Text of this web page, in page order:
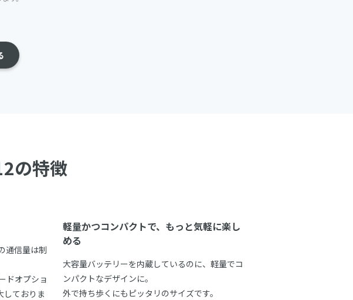
の特徴
通信量は制
ドオプショ
しておりま
軽量かつコンパクトで、もっと気軽に楽し
める
大容量バッテリーを内蔵しているのに、軽量でコ
ンパクトなデザインに。
外で持ち歩くにもピッタリのサイズです。